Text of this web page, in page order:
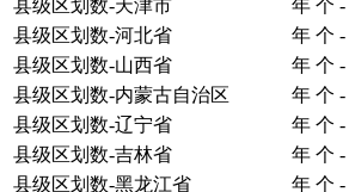
县级区划数-天津市
年 个 -
县级区划数-河北省
年 个 -
县级区划数-山西省
年 个 -
县级区划数-内蒙古自治区
年 个 -
县级区划数-辽宁省
年 个 -
县级区划数-吉林省
年 个 -
县级区划数-黑龙江省
年 个 -